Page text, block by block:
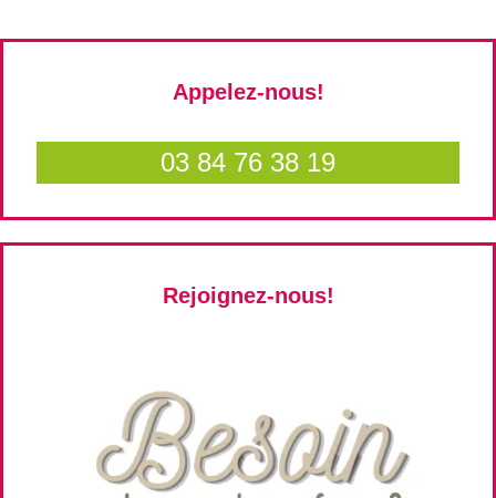
Appelez-nous!
03 84 76 38 19
Rejoignez-nous!